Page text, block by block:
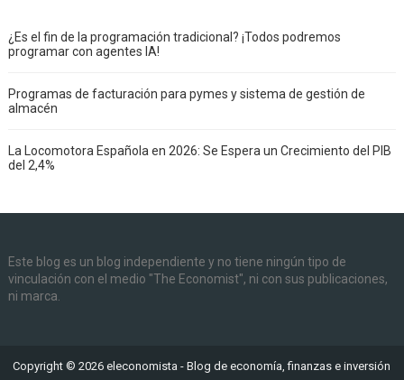
¿Es el fin de la programación tradicional? ¡Todos podremos
programar con agentes IA!
Programas de facturación para pymes y sistema de gestión de
almacén
La Locomotora Española en 2026: Se Espera un Crecimiento del PIB
del 2,4%
Este blog es un blog independiente y no tiene ningún tipo de
vinculación con el medio "The Economist", ni con sus publicaciones,
ni marca.
Copyright ©2026eleconomista - Blog de economía, finanzas e inversión